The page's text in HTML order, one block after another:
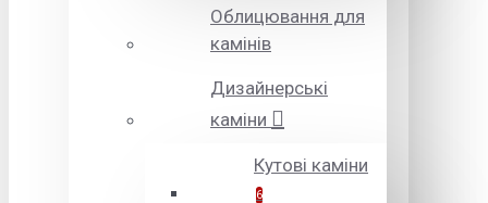
Облицювання для
камінів
Дизайнерські
каміни
Кутові каміни
6